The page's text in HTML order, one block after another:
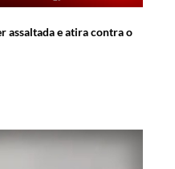
assaltada e atira contra o